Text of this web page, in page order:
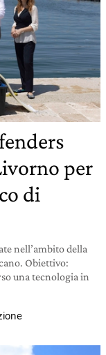
per
di
nell’ambito della
Obiettivo:
una tecnologia in